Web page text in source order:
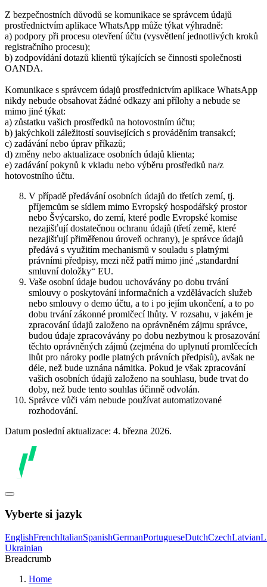
Z bezpečnostních důvodů se komunikace se správcem údajů
prostřednictvím aplikace WhatsApp může týkat výhradně:
a) podpory při procesu otevření účtu (vysvětlení jednotlivých kroků
registračního procesu);
b) zodpovídání dotazů klientů týkajících se činnosti společnosti
OANDA.
Komunikace s správcem údajů prostřednictvím aplikace WhatsApp
nikdy nebude obsahovat žádné odkazy ani přílohy a nebude se
mimo jiné týkat:
a) zůstatku vašich prostředků na hotovostním účtu;
b) jakýchkoli záležitostí souvisejících s prováděním transakcí;
c) zadávání nebo úprav příkazů;
d) změny nebo aktualizace osobních údajů klienta;
e) zadávání pokynů k vkladu nebo výběru prostředků na/z
hotovostního účtu.
V případě předávání osobních údajů do třetích zemí, tj.
příjemcům se sídlem mimo Evropský hospodářský prostor
nebo Švýcarsko, do zemí, které podle Evropské komise
nezajišťují dostatečnou ochranu údajů (třetí země, které
nezajišťují přiměřenou úroveň ochrany), je správce údajů
předává s využitím mechanismů v souladu s platnými
právními předpisy, mezi něž patří mimo jiné „standardní
smluvní doložky“ EU.
Vaše osobní údaje budou uchovávány po dobu trvání
smlouvy o poskytování informačních a vzdělávacích služeb
nebo smlouvy o demo účtu, a to i po jejím ukončení, a to po
dobu trvání zákonné promlčecí lhůty. V rozsahu, v jakém je
zpracování údajů založeno na oprávněném zájmu správce,
budou údaje zpracovávány po dobu nezbytnou k prosazování
těchto oprávněných zájmů (zejména do uplynutí promlčecích
lhůt pro nároky podle platných právních předpisů), avšak ne
déle, než bude uznána námitka. Pokud je však zpracování
vašich osobních údajů založeno na souhlasu, bude trvat do
doby, než bude tento souhlas účinně odvolán.
Správce vůči vám nebude používat automatizované
rozhodování.
Datum poslední aktualizace: 4. března 2026.
Vyberte si jazyk
EnglishFrenchItalianSpanishGermanPortugueseDutchCzechLatvian
Ukrainian
Breadcrumb
Home